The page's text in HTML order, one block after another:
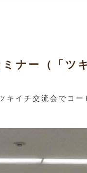
ミナー（「ツ
イチ交流会でコー